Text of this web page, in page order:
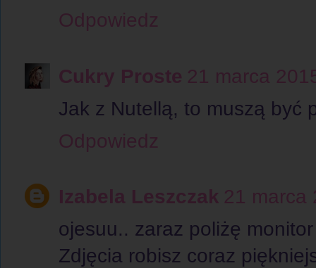
Odpowiedz
Cukry Proste 21 marca
Jak z Nutellą, to muszą być
Odpowiedz
Izabela Leszczak 21 marca
ojesuu.. zaraz poliżę
Zdjęcia robisz coraz